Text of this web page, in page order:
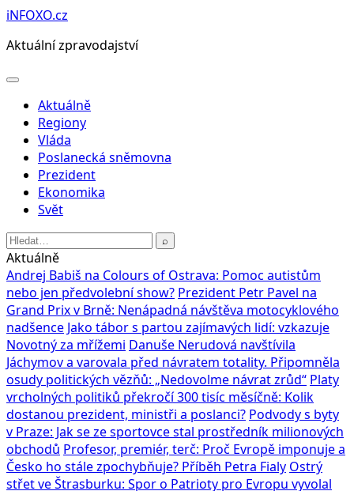
Přeskočit
obsah
iNFOXO.cz
Aktuální zpravodajství
Otevřít
Aktuálně
Regiony
Vláda
Poslanecká sněmovna
Prezident
Ekonomika
Svět
Hledat:
⌕
Aktuálně
Andrej Babiš na Colours of Ostrava: Pomoc autistům
nebo jen předvolební show? Prezident Petr Pavel na
Grand Prix v Brně: Nenápadná návštěva motocyklového
nadšence Jako tábor s partou zajímavých lidí: vzkazuje
Novotný za mřížemi Danuše Nerudová navštívila
Jáchymov a varovala před návratem totality. Připomněla
osudy politických vězňů: „Nedovolme návrat zrůd“ Platy
vrcholných politiků překročí 300 tisíc měsíčně: Kolik
dostanou prezident, ministři a poslanci? Podvody s byty
v Praze: Jak se ze sportovce stal prostředník milionových
obchodů Profesor, premiér, terč: Proč Evropě imponuje a
Česko ho stále zpochybňuje? Příběh Petra Fialy Ostrý
střet ve Štrasburku: Spor o Patrioty pro Evropu vyvolal